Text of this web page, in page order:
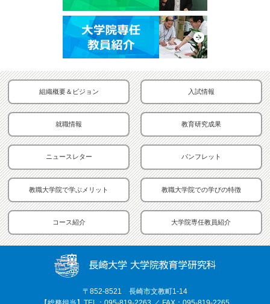
組織概要＆ビジョン 入試情報
就職情報 教育研究成果
ニュースレター パンフレット
教職大学院で学ぶメリット 教職大学院での学びの特徴
コース紹介 大学院専任教員紹介
〒852-8521 長崎市文教町1-14